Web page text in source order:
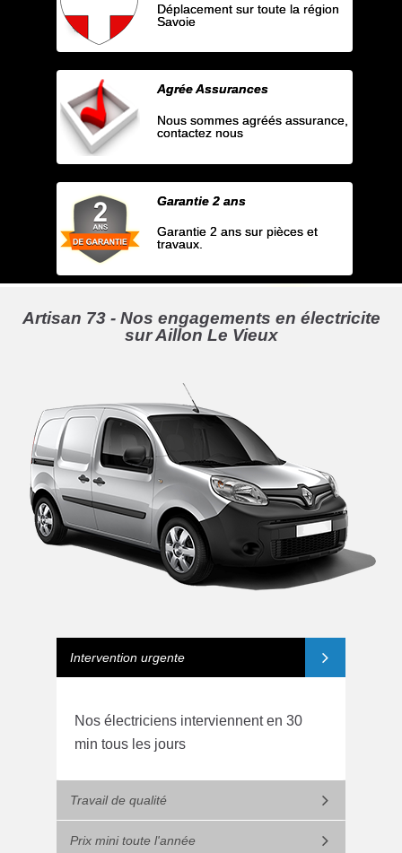
Déplacement sur toute la région
Savoie
Agrée Assurances
Nous sommes agréés assurance,
contactez nous
Garantie 2 ans
Garantie 2 ans sur pièces et
travaux.
Artisan 73 - Nos engagements en électricite
sur Aillon Le Vieux
Intervention urgente
Nos électriciens interviennent en 30
min tous les jours
Travail de qualité
Prix mini toute l'année